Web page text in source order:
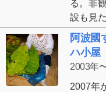
る。非
設も見
阿波國
ハ小屋
2003年
2007年